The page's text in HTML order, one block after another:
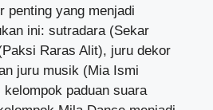
penting yang menjadi
ini: sutradara (Sekar
Raras Alit), juru dekor
juru musik (Mia Ismi
paduan suara